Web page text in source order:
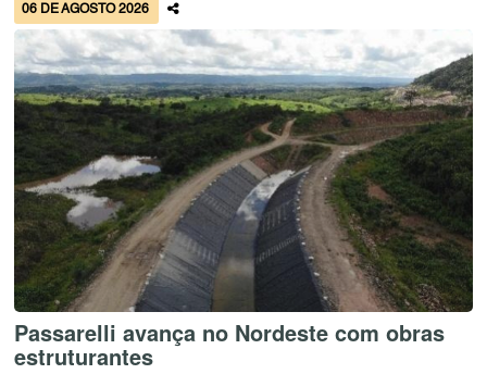
06 DE AGOSTO 2026
Passarelli avança no Nordeste com obras
estruturantes